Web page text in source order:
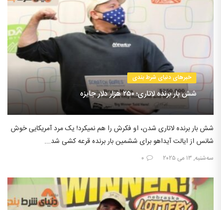
خبرهای دنیای شرط بندی
شش بار برنده لاتاری؛ ۲۵۰ هزار دلار جایزه
شش بار برنده لاتاری شدن، او فکرش را هم نمیکرد! یک مرد آمریکایی خوش
شانس از ایالت آیداهو برای ششمین بار برنده قرعه کشی شد….
سه‌شنبه, ۱۳ می ۲۰۲۵ ۰